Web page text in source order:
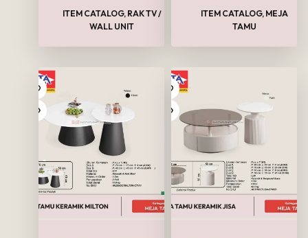
ITEM CATALOG, RAK TV /
WALL UNIT
ITEM CATALOG, MEJA
TAMU